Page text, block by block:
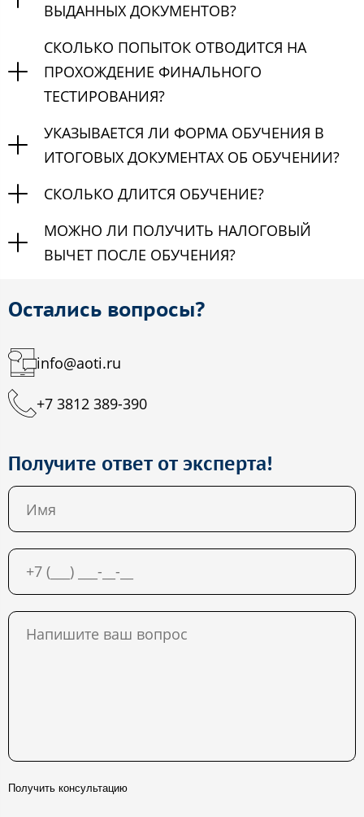
ВЫДАННЫХ ДОКУМЕНТОВ?
СКОЛЬКО ПОПЫТОК ОТВОДИТСЯ НА
ПРОХОЖДЕНИЕ ФИНАЛЬНОГО
ТЕСТИРОВАНИЯ?
УКАЗЫВАЕТСЯ ЛИ ФОРМА ОБУЧЕНИЯ В
ИТОГОВЫХ ДОКУМЕНТАХ ОБ ОБУЧЕНИИ?
СКОЛЬКО ДЛИТСЯ ОБУЧЕНИЕ?
МОЖНО ЛИ ПОЛУЧИТЬ НАЛОГОВЫЙ
ВЫЧЕТ ПОСЛЕ ОБУЧЕНИЯ?
Остались вопросы?
info@aoti.ru
+7 3812 389-390
Получите ответ от эксперта!
Получить консультацию